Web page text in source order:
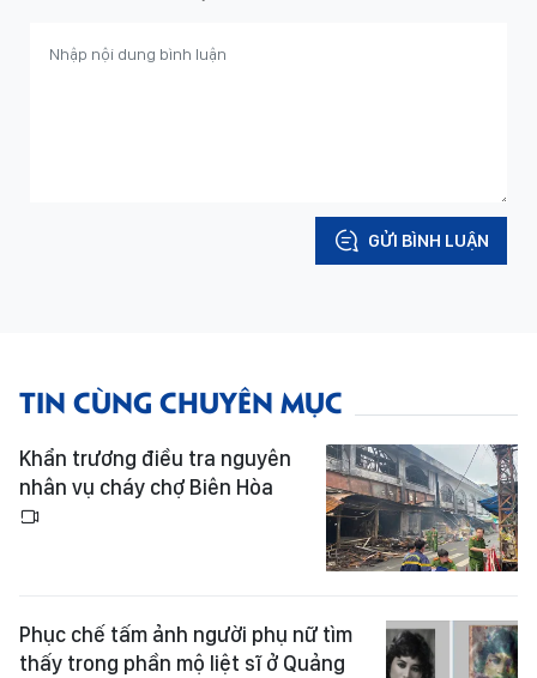
GỬI BÌNH LUẬN
TIN CÙNG CHUYÊN MỤC
Khẩn trương điều tra nguyên
nhân vụ cháy chợ Biên Hòa
Phục chế tấm ảnh người phụ nữ tìm
thấy trong phần mộ liệt sĩ ở Quảng